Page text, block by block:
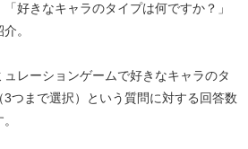
好きなキャラのタイプは何ですか？」
。
レーションゲームで好きなキャラのタ
つまで選択）という質問に対する回答数